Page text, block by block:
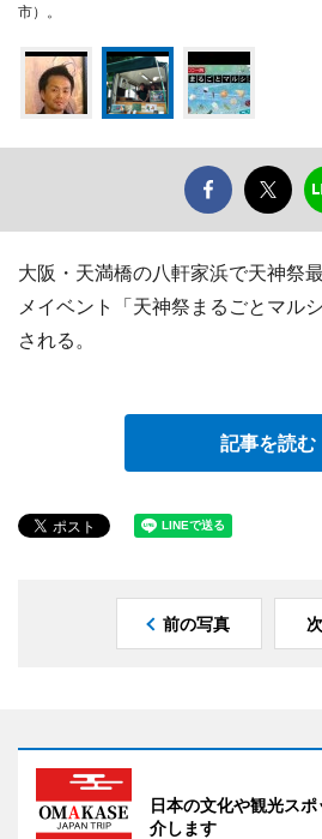
市）。
大阪・天満橋の八軒家浜で天神祭
メイベント「天神祭まるごとマル
される。
記事を読む
前の写真
日本の文化や観光ス
介します